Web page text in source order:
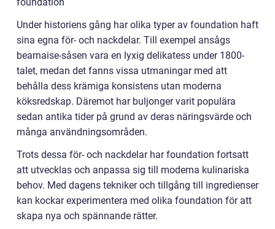
Under historiens gång har olika typer av foundation haft
sina egna för- och nackdelar. Till exempel ansågs
bearnaise-såsen vara en lyxig delikatess under 1800-
talet, medan det fanns vissa utmaningar med att
behålla dess krämiga konsistens utan moderna
köksredskap. Däremot har buljonger varit populära
sedan antika tider på grund av deras näringsvärde och
många användningsområden.
Trots dessa för- och nackdelar har foundation fortsatt
att utvecklas och anpassa sig till moderna kulinariska
behov. Med dagens tekniker och tillgång till ingredienser
kan kockar experimentera med olika foundation för att
skapa nya och spännande rätter.